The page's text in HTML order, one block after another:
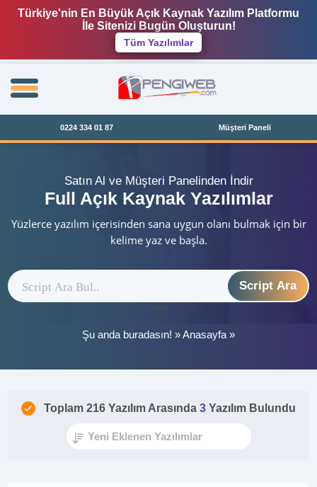
Türkiye'nin En Büyük Açık Kaynak Yazılım Platformu
İle Sitenizi Bugün Oluşturun!
Tüm Yazılımlar
0224 334 01 87 Müşteri Paneli
Satın Al ve Müşteri Panelinden İndir
Full Açık Kaynak Yazılımlar
Yüzlerce yazılım içerisinden sana uygun olanı bulmak için bir
kelime yaz ve başla.
Script Ara
ytag
Şu anda buradasın! »Anasayfa »
Toplam 216 Yazılım Arasında 3 Yazılım Bulundu